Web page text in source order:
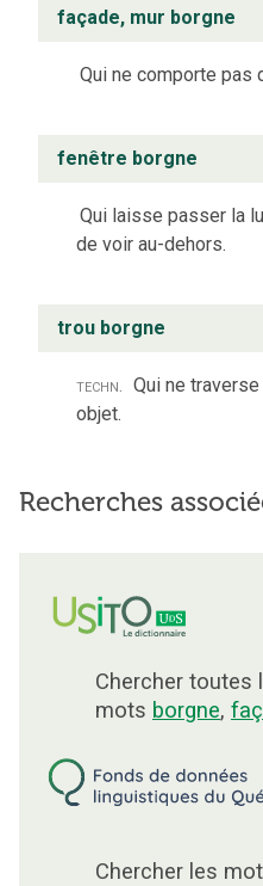
façade, mur borgne
Qui ne comporte pas
fenêtre borgne
Qui laisse passer la
de voir au-dehors.
trou borgne
techn. Qui ne
objet.
Recherches
Chercher toutes
mots borgne,
Chercher les